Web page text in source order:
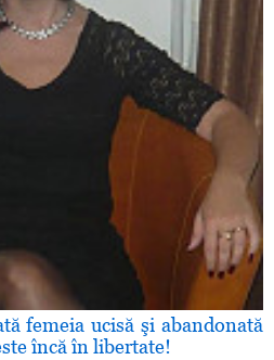
femeia ucisă şi abandonată
încă în libertate!